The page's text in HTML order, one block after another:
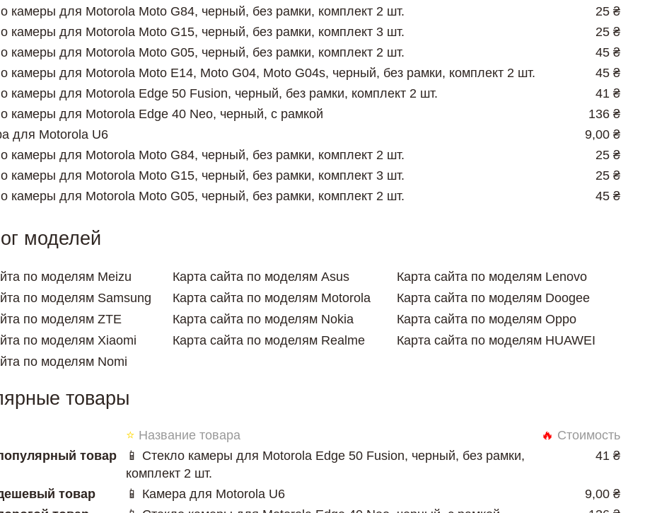
камеры для Motorola Moto G84, черный, без рамки, комплект 2 шт.
25 ₴
камеры для Motorola Moto G15, черный, без рамки, комплект 3 шт.
25 ₴
камеры для Motorola Moto G05, черный, без рамки, комплект 2 шт.
45 ₴
камеры для Motorola Moto E14, Moto G04, Moto G04s, черный, без рамки, комплект 2 шт.
45 ₴
камеры для Motorola Edge 50 Fusion, черный, без рамки, комплект 2 шт.
41 ₴
камеры для Motorola Edge 40 Neo, черный, с рамкой
136 ₴
для Motorola U6
9,00 ₴
камеры для Motorola Moto G84, черный, без рамки, комплект 2 шт.
25 ₴
камеры для Motorola Moto G15, черный, без рамки, комплект 3 шт.
25 ₴
камеры для Motorola Moto G05, черный, без рамки, комплект 2 шт.
45 ₴
моделей
по моделям Meizu Карта сайта по моделям Asus
Карта сайта по моделям Lenovo
по моделям Samsung
Карта сайта по моделям Motorola
Карта сайта по моделям Doogee
по моделям ZTE
Карта сайта по моделям Nokia
Карта сайта по моделям Oppo
по моделям Xiaomi
Карта сайта по моделям Realme
Карта сайта по моделям HUAWEI
по моделям Nomi
товары
⭐ Название товара 🔥 Стоимость
товар
📱 Стекло камеры для Motorola Edge 50 Fusion, черный, без рамки,
комплект 2 шт.
41 ₴
товар 📱 Камера для Motorola U6
9,00 ₴